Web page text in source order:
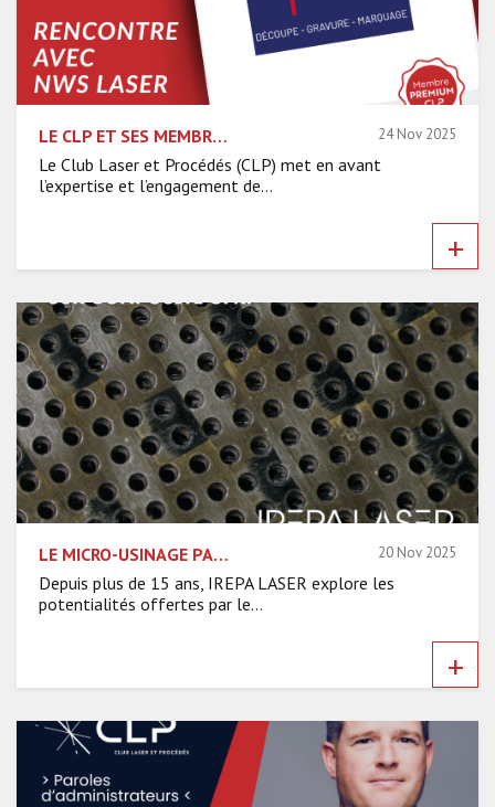
LE CLP ET SES MEMBRES PREMIUM – RENCONTRE AVEC NWS LASER 24 Nov 2025
Le Club Laser et Procédés (CLP) met en avant
l’expertise et l’engagement de...
+
LE MICRO-USINAGE PAR LASER USP : UN LEVIER POUR L’INDUSTRIE DU FUTUR 20 Nov 2025
Depuis plus de 15 ans, IREPA LASER explore les
potentialités offertes par le...
+